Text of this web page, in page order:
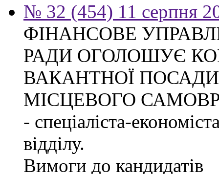
№ 32 (454) 11 серпня
ФІНАНСОВЕ
РАДИ ОГОЛОШУЄ
ВАКАНТНОЇ
МІСЦЕВОГО
- спеціаліста-
відділу.
Вимоги до кандидатів